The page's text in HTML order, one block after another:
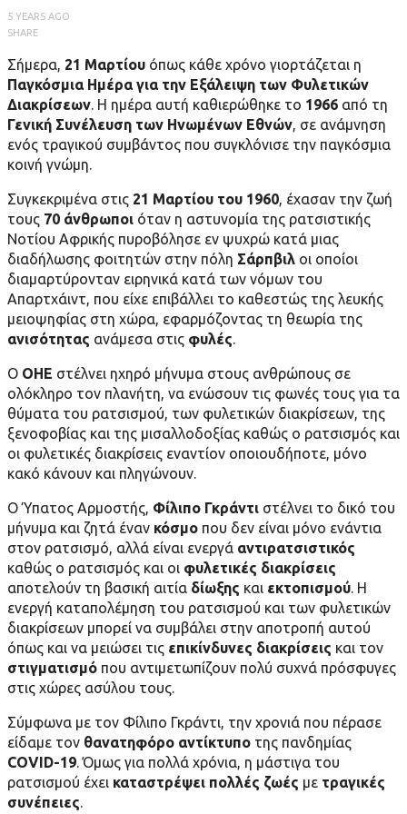
5 YEARS AGO
SHARE
Σήμερα, 21 Μαρτίου όπως κάθε χρόνο γιορτάζεται η
Παγκόσμια Ημέρα για την Εξάλειψη των Φυλετικών
Διακρίσεων. Η ημέρα αυτή καθιερώθηκε το 1966 από τη
Γενική Συνέλευση των Ηνωμένων Εθνών, σε ανάμνηση
ενός τραγικού συμβάντος που συγκλόνισε την παγκόσμια
κοινή γνώμη.
Συγκεκριμένα στις 21 Μαρτίου του 1960, έχασαν την ζωή
τους 70 άνθρωποι όταν η αστυνομία της ρατσιστικής
Νοτίου Αφρικής πυροβόλησε εν ψυχρώ κατά μιας
διαδήλωσης φοιτητών στην πόλη Σάρπβιλ οι οποίοι
διαμαρτύρονταν ειρηνικά κατά των νόμων του
Απαρτχάιντ, που είχε επιβάλλει το καθεστώς της λευκής
μειοψηφίας στη χώρα, εφαρμόζοντας τη θεωρία της
ανισότητας ανάμεσα στις φυλές.
Ο ΟΗΕ στέλνει ηχηρό μήνυμα στους ανθρώπους σε
ολόκληρο τον πλανήτη, να ενώσουν τις φωνές τους για τα
θύματα του ρατσισμού, των φυλετικών διακρίσεων, της
ξενοφοβίας και της μισαλλοδοξίας καθώς ο ρατσισμός και
οι φυλετικές διακρίσεις εναντίον οποιουδήποτε, μόνο
κακό κάνουν και πληγώνουν.
Ο Ύπατος Αρμοστής, Φίλιπο Γκράντι στέλνει το δικό του
μήνυμα και ζητά έναν κόσμο που δεν είναι μόνο ενάντια
στον ρατσισμό, αλλά είναι ενεργά αντιρατσιστικός
καθώς ο ρατσισμός και οι φυλετικές διακρίσεις
αποτελούν τη βασική αιτία δίωξης και εκτοπισμού. Η
ενεργή καταπολέμηση του ρατσισμού και των φυλετικών
διακρίσεων μπορεί να συμβάλει στην αποτροπή αυτού
όπως και να μειώσει τις επικίνδυνες διακρίσεις και τον
στιγματισμό που αντιμετωπίζουν πολύ συχνά πρόσφυγες
στις χώρες ασύλου τους.
Σύμφωνα με τον Φίλιπο Γκράντι, την χρονιά που πέρασε
είδαμε τον θανατηφόρο αντίκτυπο της πανδημίας
COVID-19. Όμως για πολλά χρόνια, η μάστιγα του
ρατσισμού έχει καταστρέψει πολλές ζωές με τραγικές
συνέπειες.